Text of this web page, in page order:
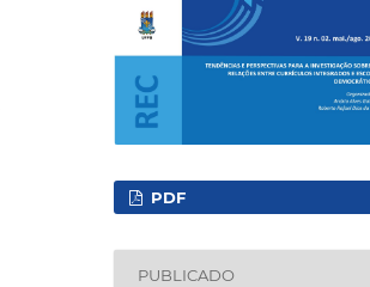
PDF
PUBLICADO